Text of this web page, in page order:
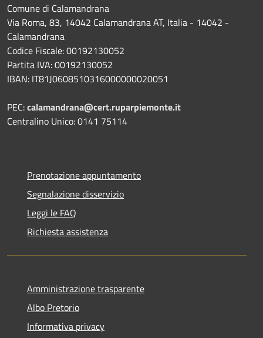
Comune di Calamandrana
Via Roma, 83, 14042 Calamandrana AT, Italia - 14042 -
Calamandrana
Codice Fiscale: 00192130052
Partita IVA: 00192130052
IBAN: IT81J0608510316000000020051
PEC:calamandrana@cert.ruparpiemonte.it
Centralino Unico: 0141 75114
Prenotazione appuntamento
Segnalazione disservizio
Leggi le FAQ
Richiesta assistenza
Amministrazione trasparente
Albo Pretorio
Informativa privacy